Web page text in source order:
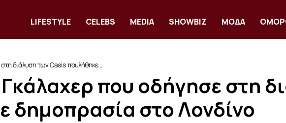
LIFESTYLE CELEBS MEDIA SHOWBIZ ΜΟΔΑ
διάλυση των Oasis πουλήθηκε...
που οδήγησε στη
δημοπρασία στο Λονδίνο